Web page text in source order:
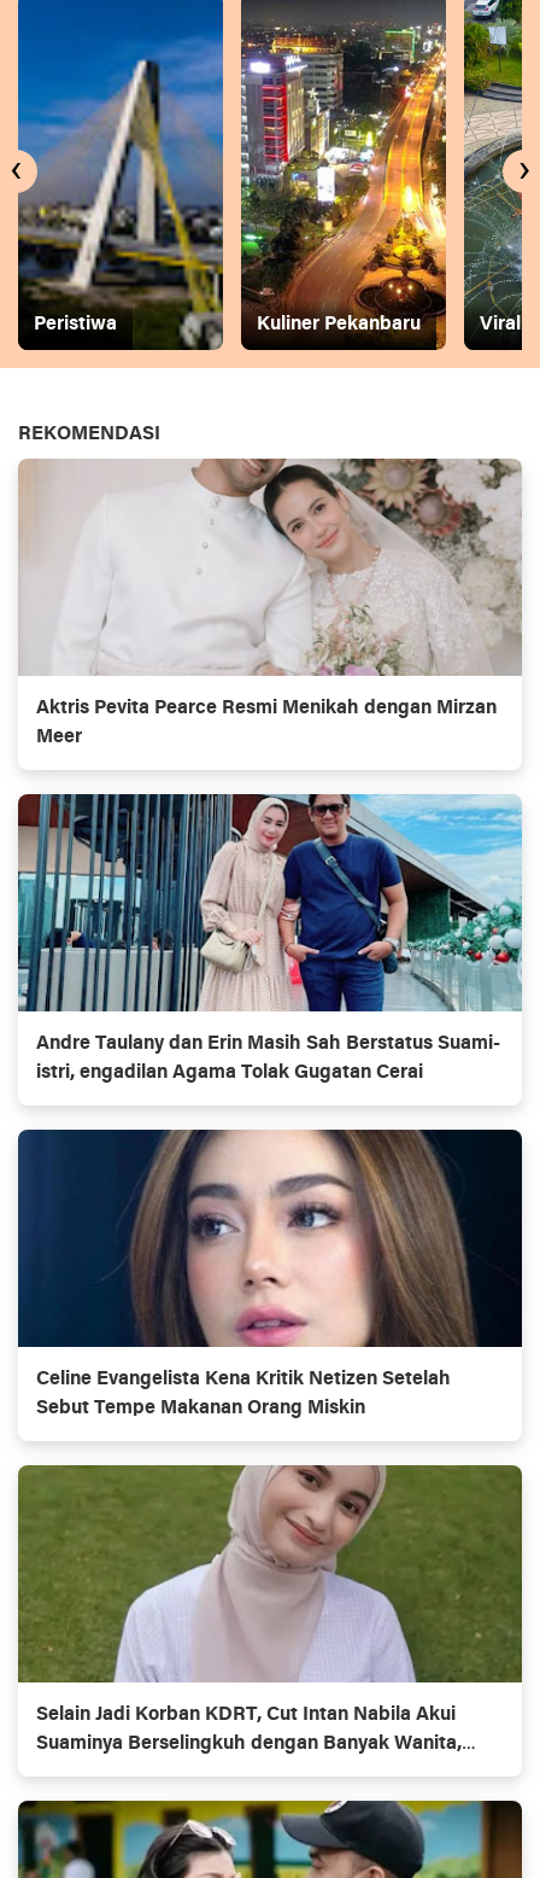
Peristiwa Kuliner Pekanbaru Viral
‹ ›
REKOMENDASI
Aktris Pevita Pearce Resmi Menikah dengan Mirzan
Meer
Andre Taulany dan Erin Masih Sah Berstatus Suami-
istri, engadilan Agama Tolak Gugatan Cerai
Celine Evangelista Kena Kritik Netizen Setelah
Sebut Tempe Makanan Orang Miskin
Selain Jadi Korban KDRT, Cut Intan Nabila Akui
Suaminya Berselingkuh dengan Banyak Wanita,
Termasuk Temannya Sendiri